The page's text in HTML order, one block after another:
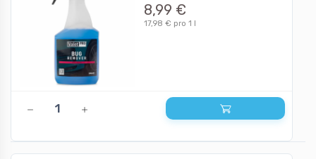
8,99 €
17,98 € pro 1 l